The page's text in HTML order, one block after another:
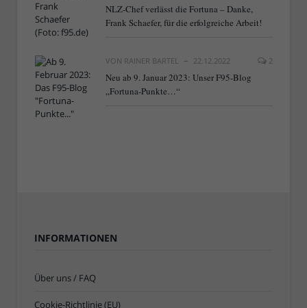
NLZ-Chef verlässt die Fortuna – Danke,
Frank Schaefer, für die erfolgreiche Arbeit!
VON RAINER BARTEL 22.12.2022 2
Neu ab 9. Januar 2023: Unser F95-Blog
„Fortuna-Punkte…“
INFORMATIONEN
Über uns / FAQ
Cookie-Richtlinie (EU)